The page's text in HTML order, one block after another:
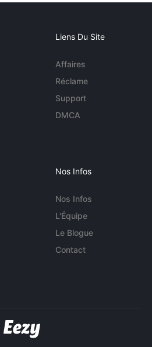
Liens Du Site
Affaires
Réclame
Support
DMCA
Nos Infos
Nos Infos
L'Équipe
Le Blogue
Contact